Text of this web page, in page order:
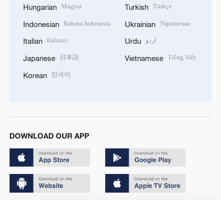
Hungarian Magyar
Indonesian Bahasa Indonesia
Italian Italiano
Japanese 日本語
Korean 한국어
Turkish Türkçe
Ukrainian Українська
Urdu اردو
Vietnamese Tiếng Việt
DOWNLOAD OUR APP